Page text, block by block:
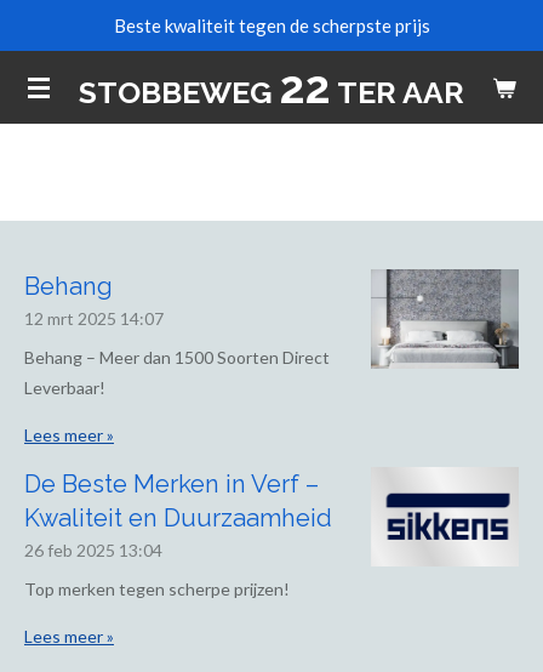
naar
de
STOBBEWEG 22 TER AAR
Beste kwaliteit tegen de scherpste prijs
Behang
12 mrt 2025 14:07
Behang – Meer dan 1500 Soorten Direct
Leverbaar!
Lees meer »
De Beste Merken in Verf –
Kwaliteit en Duurzaamheid
26 feb 2025 13:04
Top merken tegen scherpe prijzen!
Lees meer »